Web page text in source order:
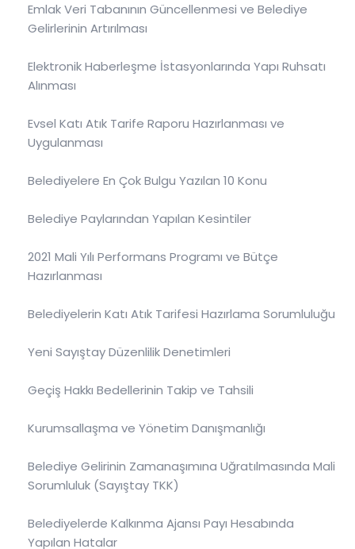
Emlak Veri Tabanının Güncellenmesi ve Belediye
Gelirlerinin Artırılması
Elektronik Haberleşme İstasyonlarında Yapı Ruhsatı
Alınması
Evsel Katı Atık Tarife Raporu Hazırlanması ve
Uygulanması
Belediyelere En Çok Bulgu Yazılan 10 Konu
Belediye Paylarından Yapılan Kesintiler
2021 Mali Yılı Performans Programı ve Bütçe
Hazırlanması
Belediyelerin Katı Atık Tarifesi Hazırlama Sorumluluğu
Yeni Sayıştay Düzenlilik Denetimleri
Geçiş Hakkı Bedellerinin Takip ve Tahsili
Kurumsallaşma ve Yönetim Danışmanlığı
Belediye Gelirinin Zamanaşımına Uğratılmasında Mali
Sorumluluk (Sayıştay TKK)
Belediyelerde Kalkınma Ajansı Payı Hesabında
Yapılan Hatalar